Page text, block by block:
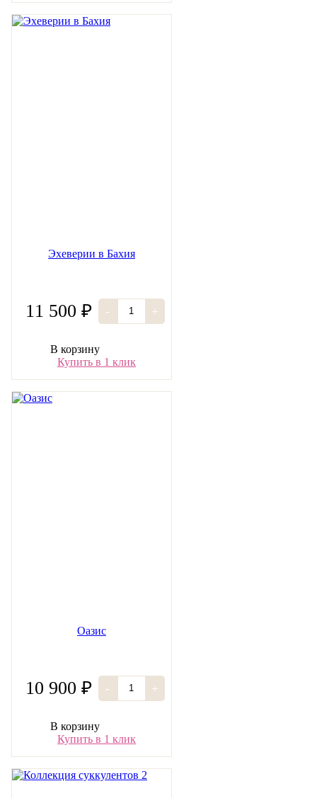
Эхеверии в Бахия
11 500 ₽ - +
В корзину
Купить в 1 клик
Оазис
10 900 ₽ - +
В корзину
Купить в 1 клик